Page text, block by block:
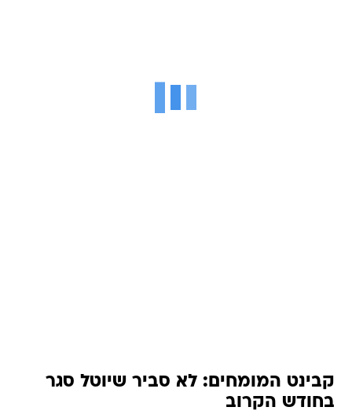
קבינט המומחים: לא סביר שיוטל סגר
בחודש הקרוב